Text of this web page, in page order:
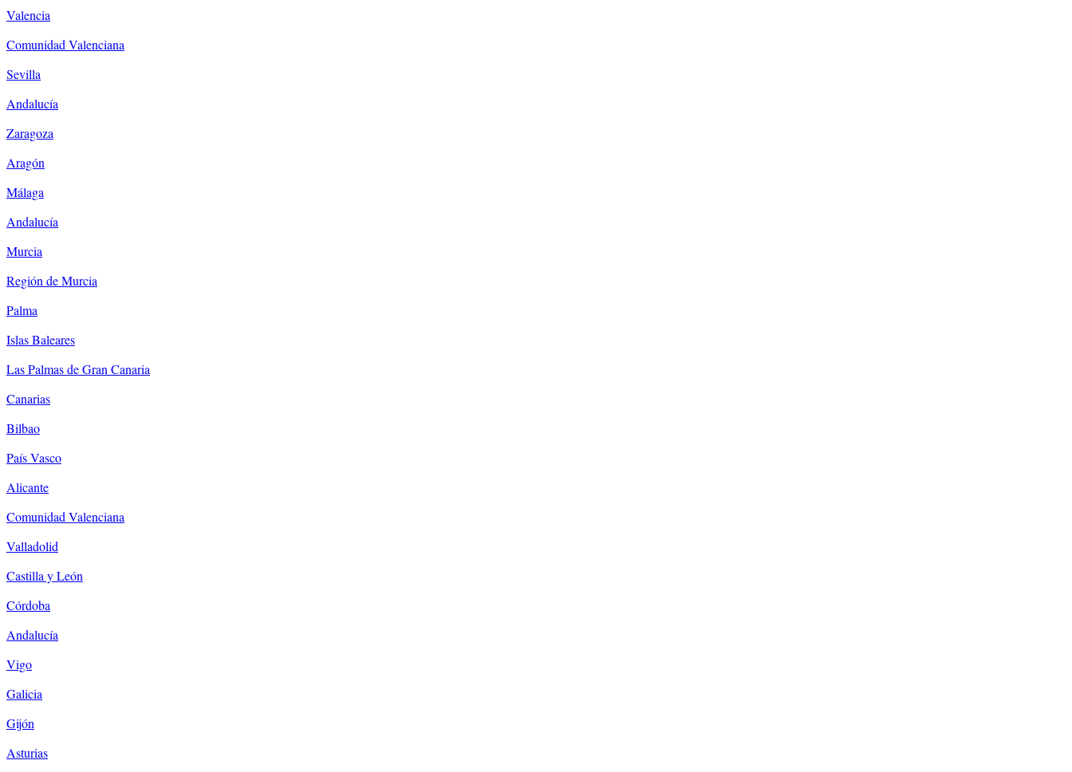
Valencia
Comunidad Valenciana
Sevilla
Andalucía
Zaragoza
Aragón
Málaga
Andalucía
Murcia
Región de Murcia
Palma
Islas Baleares
Las Palmas de Gran Canaria
Canarias
Bilbao
País Vasco
Alicante
Comunidad Valenciana
Valladolid
Castilla y León
Córdoba
Andalucía
Vigo
Galicia
Gijón
Asturias